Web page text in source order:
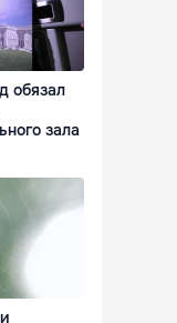
обязал
зала